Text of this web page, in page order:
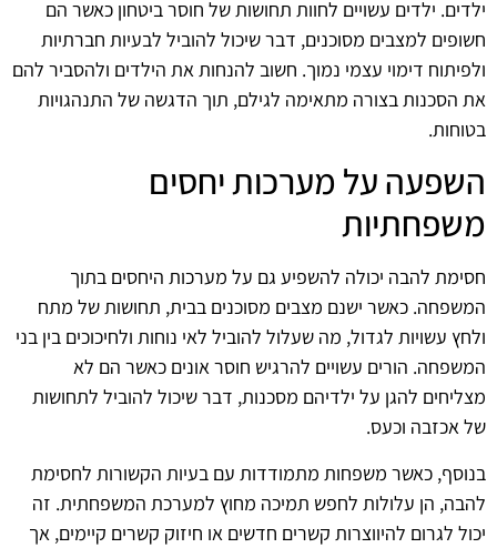
ילדים. ילדים עשויים לחוות תחושות של חוסר ביטחון כאשר הם
חשופים למצבים מסוכנים, דבר שיכול להוביל לבעיות חברתיות
ולפיתוח דימוי עצמי נמוך. חשוב להנחות את הילדים ולהסביר להם
את הסכנות בצורה מתאימה לגילם, תוך הדגשה של התנהגויות
בטוחות.
השפעה על מערכות יחסים
משפחתיות
חסימת להבה יכולה להשפיע גם על מערכות היחסים בתוך
המשפחה. כאשר ישנם מצבים מסוכנים בבית, תחושות של מתח
ולחץ עשויות לגדול, מה שעלול להוביל לאי נוחות ולחיכוכים בין בני
המשפחה. הורים עשויים להרגיש חוסר אונים כאשר הם לא
מצליחים להגן על ילדיהם מסכנות, דבר שיכול להוביל לתחושות
של אכזבה וכעס.
בנוסף, כאשר משפחות מתמודדות עם בעיות הקשורות לחסימת
להבה, הן עלולות לחפש תמיכה מחוץ למערכת המשפחתית. זה
יכול לגרום להיווצרות קשרים חדשים או חיזוק קשרים קיימים, אך